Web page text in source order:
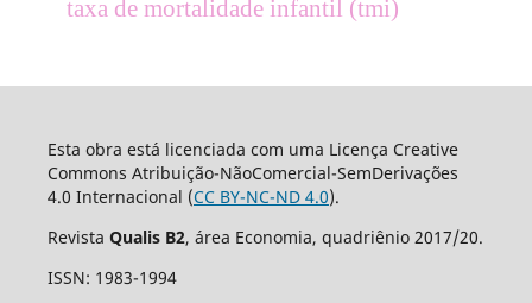
taxa de mortalidade infantil (tmi)
Esta obra está licenciada com uma Licença Creative
Commons Atribuição-NãoComercial-SemDerivações
4.0 Internacional (CC BY-NC-ND 4.0).
Revista Qualis B2, área Economia, quadriênio 2017/20.
ISSN: 1983-1994